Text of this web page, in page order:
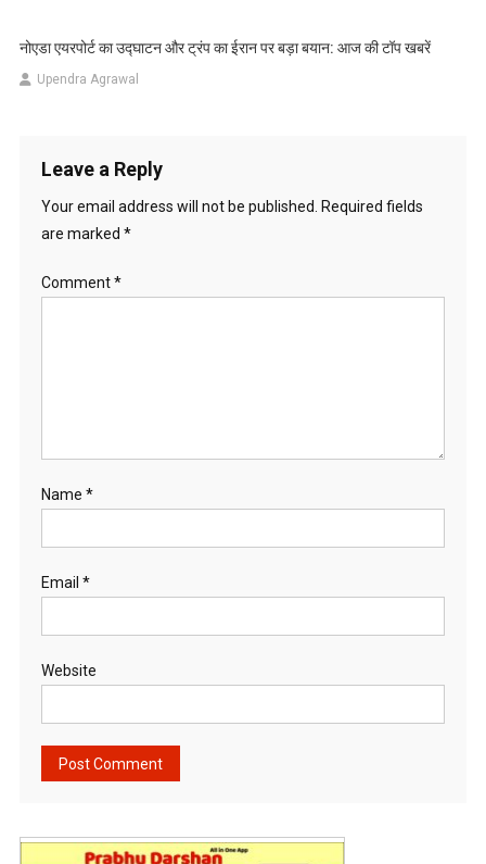
नोएडा एयरपोर्ट का उद्घाटन और ट्रंप का ईरान पर बड़ा बयान: आज की टॉप खबरें
Upendra Agrawal
Leave a Reply
Your email address will not be published.
Required fields
are marked *
Comment*
Name *
Email *
Website